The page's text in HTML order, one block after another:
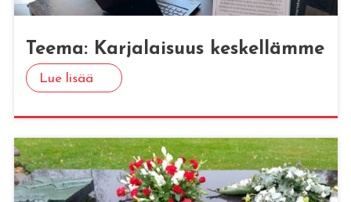
Teema: Kar­ja­lai­suus kes­kel­läm­me
Lue lisää